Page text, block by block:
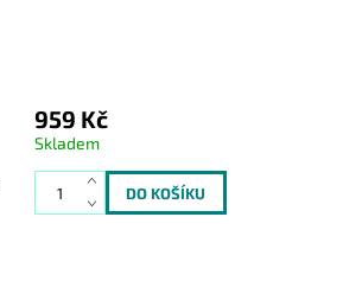
959 Kč
Skladem